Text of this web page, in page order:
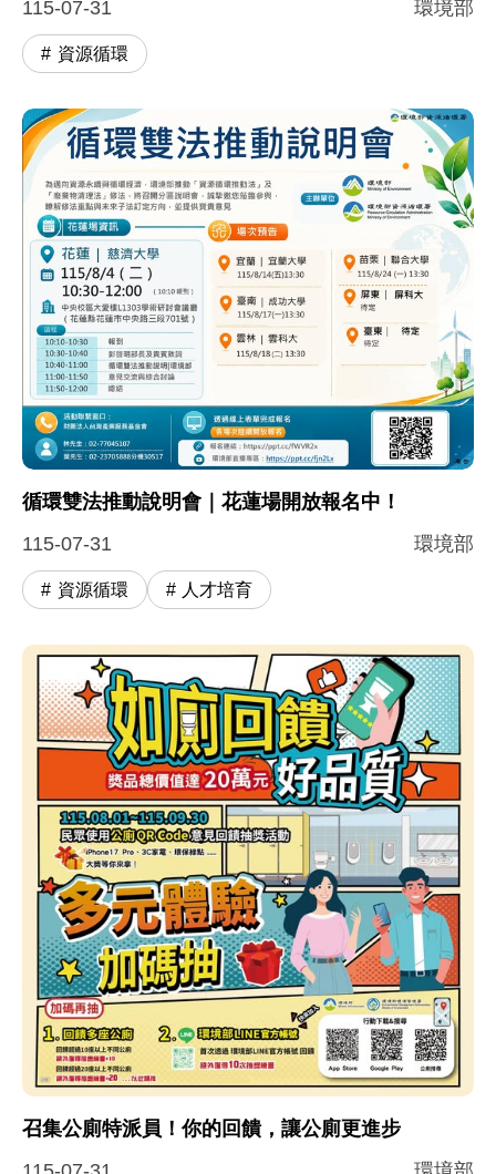
115-07-31 環境部
資源循環
循環雙法推動說明會｜花蓮場開放報名中！
115-07-31
環境部
資源循環 人才培育
召集公廁特派員！你的回饋，讓公廁更進步